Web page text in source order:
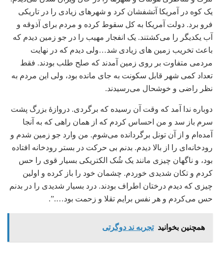
یک کوه در آمریکا آتشفشان کرد و شهرهای زیادی را در تاریکی
فرو برد. دولت آمریکا به کل سقوط کرده و مردم برای آذوقه و
آب یکدیگر را می‌کشتند. یک انفجار مهیب را در جو زمین دیدم که
باعث تخریب زمین های زیادی شد…ولی دیدم که در نهایت
مردمی متفاوت بر روی زمین آمدند که صلح طلب بودند. فقط
تعداد کمی شهر قابل سکونت به جای مانده بود، ولی این مردم به
نظر راضی و خوشحال می‌رسیدند.
دوباره ندا آمد که وقت آن رسیده که برگردی. دروازۀ بزرگ پشت
سرم باز سد و من احساس کردم که از همان راهی که به آنجا
آمده‌ام و از آن تونل برگردانده می‌شوم. من وارد جو زمین شدم و
رودخانه‌ای را از بالا ‌دیدم. بدنم بی حرکت در بستر رودخانه افتاده
بود، و ناگهان چیزی مانند یک شُک الکتریکی بسیار قوی را حس
کردم و تکان شدیدی خوردم. چشمان خود را باز کرده و اولین
چیزی که دیدم درختان اطراف بودند. درد بسیار شدیدی را در بدنم
حس می‌کردم و هر نفس برایم تقلا و زحمت بود….”.
همچنین بخوانید تجربه ند دوگرتی